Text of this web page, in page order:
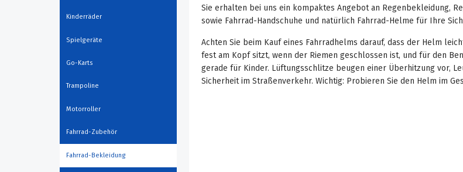
Kinderräder
Spielgeräte
Go-Karts
Trampoline
Motorroller
Fahrrad-Zubehör
Fahrrad-Bekleidung
Sie erhalten bei uns ein kompaktes Angebot an Regenbekleidung,
sowie Fahrrad-Handschuhe und natürlich Fahrrad-Helme für Ihre
Achten Sie beim Kauf eines Fahrradhelms darauf, dass der Helm
fest am Kopf sitzt, wenn der Riemen geschlossen ist, und für den
gerade für Kinder. Lüftungsschlitze beugen einer Überhitzung vor,
Sicherheit im Straßenverkehr. Wichtig: Probieren Sie den Helm im